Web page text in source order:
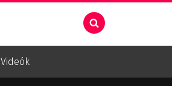
Videók